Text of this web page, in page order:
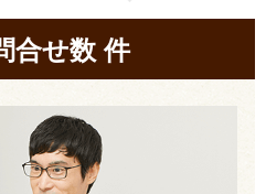
合せ数件